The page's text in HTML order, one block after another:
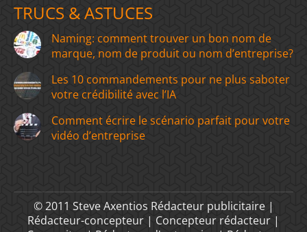
TRUCS & ASTUCES
Naming: comment trouver un bon nom de
marque, nom de produit ou nom d’entreprise?
Les 10 commandements pour ne plus saboter
votre crédibilité avec l’IA
Comment écrire le scénario parfait pour votre
vidéo d’entreprise
© 2011 Steve Axentios Rédacteur publicitaire |
Rédacteur-concepteur | Concepteur rédacteur |